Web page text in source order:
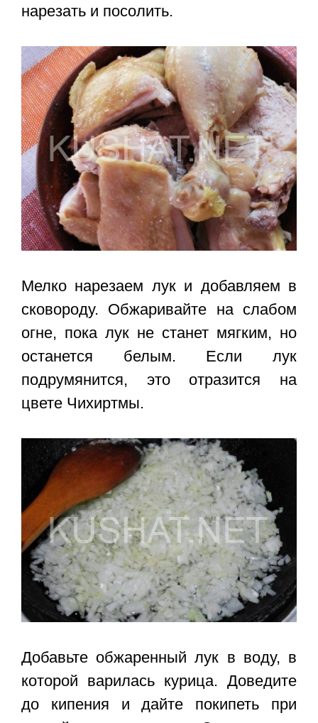
нарезать и посолить.
Мелко нарезаем лук и добавляем в
сковороду. Обжаривайте на слабом
огне, пока лук не станет мягким, но
останется белым. Если лук
подрумянится, это отразится на
цвете Чихиртмы.
Добавьте обжаренный лук в воду, в
которой варилась курица. Доведите
до кипения и дайте покипеть при